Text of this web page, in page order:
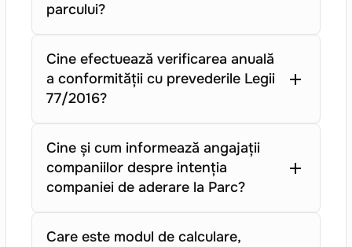
parcului?
Cine efectuează verificarea anuală
a conformității cu prevederile Legii
77/2016?
Cine și cum informează angajații
companiilor despre intenția
companiei de aderare la Parc?
Care este modul de calculare,